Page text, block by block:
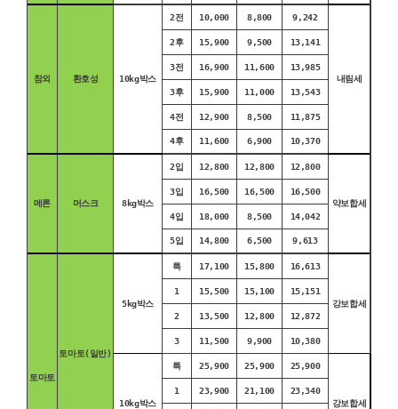
참외 환호성 10kg박스
2전 10,000 8,800 9,242
내림세
2후 15,900 9,500 13,141
3전 16,900 11,600 13,985
3후 15,900 11,000 13,543
4전 12,900 8,500 11,875
4후 11,600 6,900 10,370
메론 머스크 8kg박스
2입 12,800 12,800 12,800
약보합세
3입 16,500 16,500 16,500
4입 18,000 8,500 14,042
5입 14,800 6,500 9,613
토마토
토마토(일반)
5kg박스
특 17,100 15,800 16,613
강보합세
1 15,500 15,100 15,151
2 13,500 12,800 12,872
3 11,500 9,900 10,380
10kg박스
특 25,900 25,900 25,900
강보합세
1 23,900 21,100 23,340